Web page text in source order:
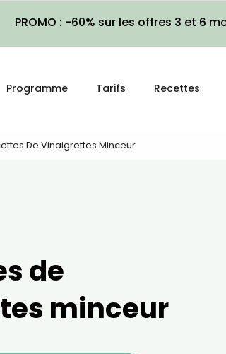
PROMO : -60% sur les offres 3 et 6
Programme Tarifs Recettes
De Vinaigrettes Minceur
de
minceur